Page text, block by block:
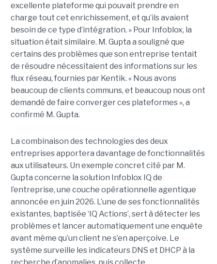
excellente plateforme qui pouvait prendre en
charge tout cet enrichissement, et qu’ils avaient
besoin de ce type d’intégration. » Pour Infoblox, la
situation était similaire. M. Gupta a souligné que
certains des problèmes que son entreprise tentait
de résoudre nécessitaient des informations sur les
flux réseau, fournies par Kentik. « Nous avons
beaucoup de clients communs, et beaucoup nous ont
demandé de faire converger ces plateformes », a
confirmé M. Gupta.
La combinaison des technologies des deux
entreprises apportera davantage de fonctionnalités
aux utilisateurs. Un exemple concret cité par M.
Gupta concerne la solution Infoblox IQ de
l’entreprise, une couche opérationnelle agentique
annoncée en juin 2026. L’une de ses fonctionnalités
existantes, baptisée ‘IQ Actions’, sert à détecter les
problèmes et lancer automatiquement une enquête
avant même qu’un client ne s’en aperçoive. Le
système surveille les indicateurs DNS et DHCP à la